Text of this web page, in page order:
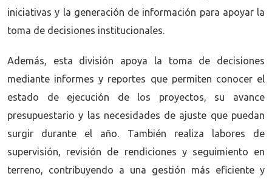
iniciativas y la generación de información para apoyar la
toma de decisiones institucionales.
Además, esta división apoya la toma de decisiones
mediante informes y reportes que permiten conocer el
estado de ejecución de los proyectos, su avance
presupuestario y las necesidades de ajuste que puedan
surgir durante el año. También realiza labores de
supervisión, revisión de rendiciones y seguimiento en
terreno, contribuyendo a una gestión más eficiente y